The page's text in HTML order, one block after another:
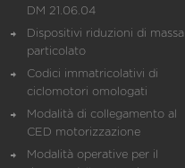
DM 21.06.04
Dispositivi riduzioni di massa
particolato
Codici immatricolativi di
ciclomotori omologati
Modalità di collegamento al
CED motorizzazione
Modalità operative per il